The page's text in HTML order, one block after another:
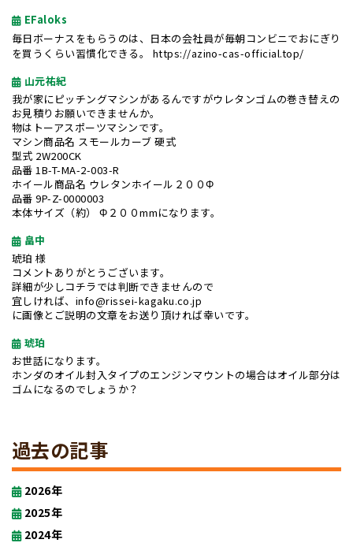
EFaloks
毎日ボーナスをもらうのは、日本の会社員が毎朝コンビニでおにぎり
を買うくらい習慣化できる。 https://azino-cas-official.top/
山元祐紀
我が家にピッチングマシンがあるんですがウレタンゴムの巻き替えの
お見積りお願いできませんか。
物はトーアスポーツマシンです。
マシン商品名 スモールカーブ 硬式
型式 2W200CK
品番 1B-T-MA-2-003-R
ホイール商品名 ウレタンホイール２００Φ
品番 9P-Z-0000003
本体サイズ（約） Φ２００mmになります。
畠中
琥珀 様
コメントありがとうございます。
詳細が少しコチラでは判断できませんので
宜しければ、info@rissei-kagaku.co.jp
に画像とご説明の文章をお送り頂ければ幸いです。
琥珀
お世話になります。
ホンダのオイル封入タイプのエンジンマウントの場合はオイル部分は
ゴムになるのでしょうか？
過去の記事
2026年
2025年
2024年